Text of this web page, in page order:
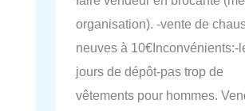
organisation). -vente de
neuves à 10€Inconvénients:-
jours de dépôt-pas trop de
vêtements pour hommes.